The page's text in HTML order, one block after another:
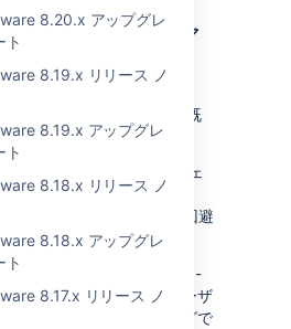
8.20.x アップグレ
ト
8.19.x リリース ノ
8.19.x アップグレ
ト
8.18.x リリース ノ
8.18.x アップグレ
ト
8.17.x リリース ノ
ジョンからのア
ド
- 既
ん。
- ガジェ
問題があり、
アップグレードノート
に回避
。
ョンからのアップグレード
-
してください。重要なユーザ
ションアクセスおよびログで